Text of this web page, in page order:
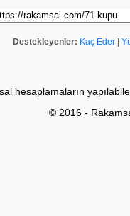
Destekleyenler: Kaç Eder
hesaplamaların
© 2016 -